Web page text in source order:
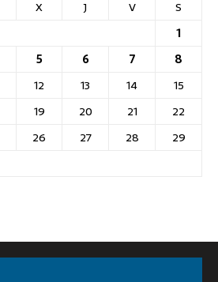
X J V
S
1
5 6 7
8
12 13 14
15
19 20 21
22
26 27 28
29